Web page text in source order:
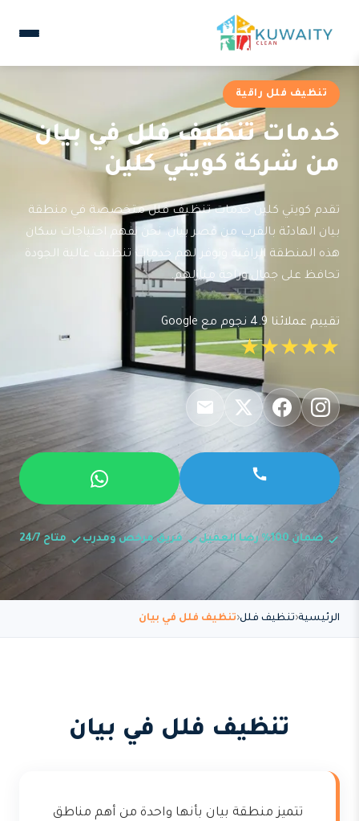
تنظيف فلل راقية
خدمات تنظيف فلل في بيان
من شركة كويتي كلين
تقدم كويتي كلين خدمات تنظيف فلل متخصصة في منطقة
بيان الهادئة بالقرب من قصر بيان. نحن نفهم احتياجات سكان
هذه المنطقة الراقية ونوفر لهم خدمات تنظيف عالية الجودة
تحافظ على جمال وراحة منازلهم.
تقييم عملائنا 4.9 نجوم مع Google
★★★★★
ضمان 100% رضا العميل فريق مرخص ومدرب متاح 24/7
الرئيسية تنظيف فلل تنظيف فلل في بيان
تنظيف فلل في بيان
تتميز منطقة بيان بأنها واحدة من أهم مناطق